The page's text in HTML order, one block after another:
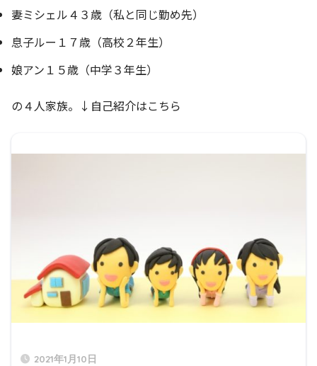
妻ミシェル４３歳（私と同じ勤め先）
息子ルー１７歳（高校２年生）
娘アン１５歳（中学３年生）
の４人家族。↓自己紹介はこちら
2021年1月10日